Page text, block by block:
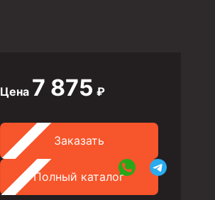
Цена 7 875 ₽
Заказать
Полный каталог